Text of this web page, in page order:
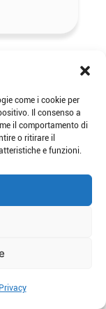
come i cookie per
Il consenso a
il comportamento di
o ritirare il
e funzioni.